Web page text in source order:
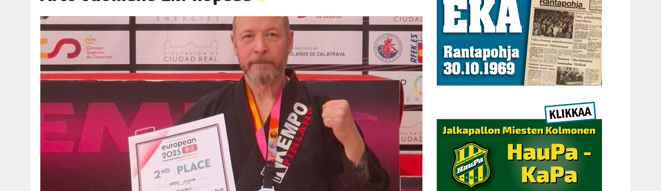
06.08.2026 KII­MIN­KI­PÄI­VÄT JÄR­JES­TE­TÄÄN PERIN­TEI­TÄ KUNNIOITTAEN